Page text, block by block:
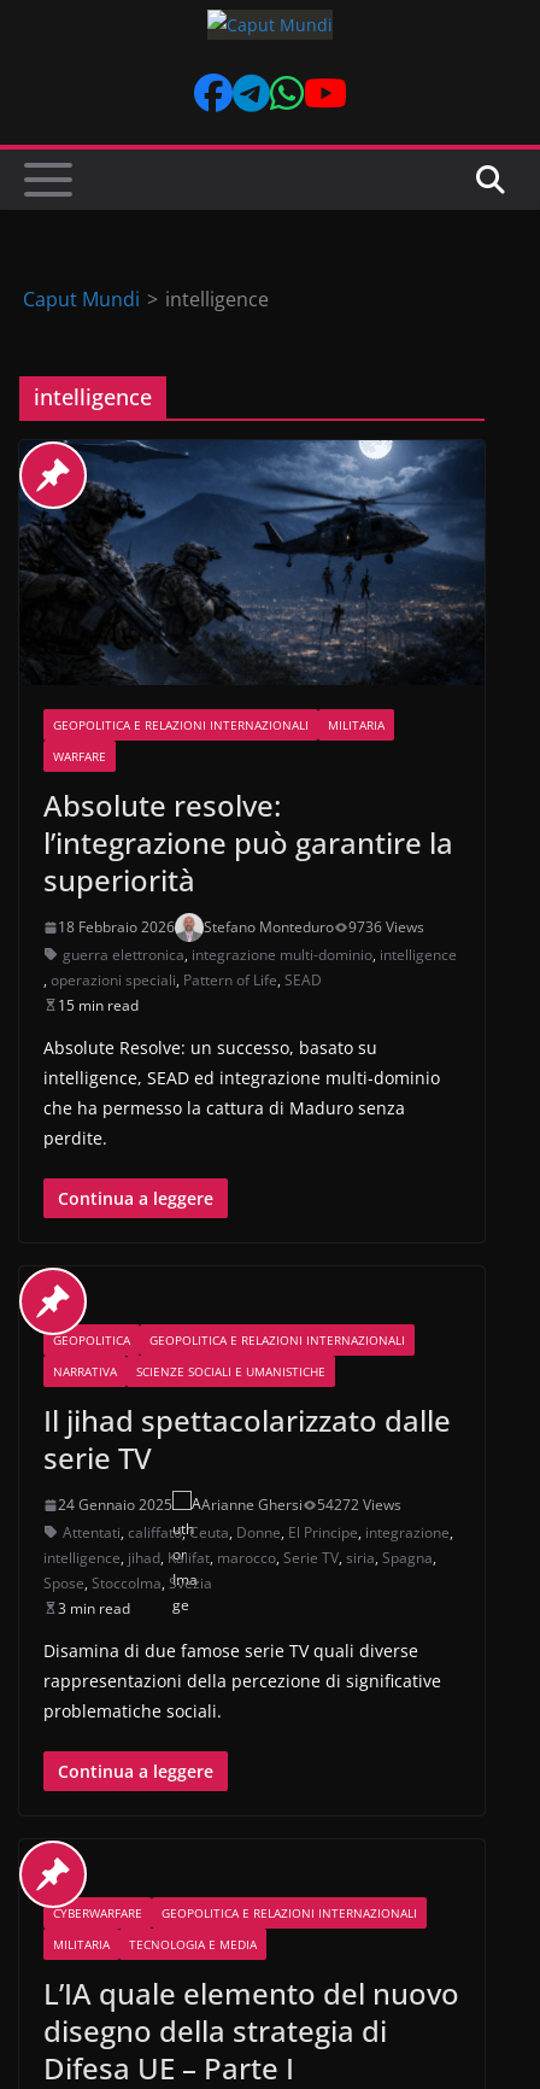
Caput Mundi > intelligence
intelligence
GEOPOLITICA E RELAZIONI INTERNAZIONALI
MILITARIA
WARFARE
Absolute resolve:
l’integrazione può garantire la
superiorità
18 Febbraio 2026 Stefano Monteduro
9736 Views
guerra elettronica, integrazione multi-dominio, intelligence
, operazioni speciali, Pattern of Life, SEAD
15 min read
Absolute Resolve: un successo, basato su
intelligence, SEAD ed integrazione multi-dominio
che ha permesso la cattura di Maduro senza
perdite.
Continua a leggere
GEOPOLITICA
GEOPOLITICA E RELAZIONI INTERNAZIONALI
NARRATIVA
SCIENZE SOCIALI E UMANISTICHE
Il jihad spettacolarizzato dalle
serie TV
24 Gennaio 2025 Arianne Ghersi
54272 Views
Attentati, califfato,Ceuta, Donne, El Principe, integrazione,
intelligence, jihad, Kalifat, marocco, Serie TV, siria, Spagna,
Spose, Stoccolma, Svezia
3 min read
Disamina di due famose serie TV quali diverse
rappresentazioni della percezione di significative
problematiche sociali.
Continua a leggere
CYBERWARFARE
GEOPOLITICA E RELAZIONI INTERNAZIONALI
MILITARIA
TECNOLOGIA E MEDIA
L’IA quale elemento del nuovo
disegno della strategia di
Difesa UE – Parte I